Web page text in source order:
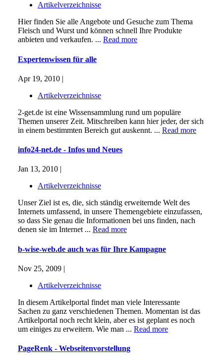
Artikelverzeichnisse
Hier finden Sie alle Angebote und Gesuche zum Thema
Fleisch und Wurst und können schnell Ihre Produkte
anbieten und verkaufen. ... Read more
Expertenwissen für alle
Apr 19, 2010 |
Artikelverzeichnisse
2-get.de ist eine Wissensammlung rund um populäre
Themen unserer Zeit. Mitschreiben kann hier jeder, der sich
in einem bestimmten Bereich gut auskennt. ... Read more
info24-net.de - Infos und Neues
Jan 13, 2010 |
Artikelverzeichnisse
Unser Ziel ist es, die, sich ständig erweiternde Welt des
Internets umfassend, in unsere Themengebiete einzufassen,
so dass Sie genau die Informationen bei uns finden, nach
denen sie im Internet ... Read more
b-wise-web.de auch was für Ihre Kampagne
Nov 25, 2009 |
Artikelverzeichnisse
In diesem Artikelportal findet man viele Interessante
Sachen zu ganz verschiedenen Themen. Momentan ist das
Artikelportal noch recht klein, aber es ist geplant es noch
um einiges zu erweitern. Wie man ... Read more
PageRenk - Webseitenvorstellung